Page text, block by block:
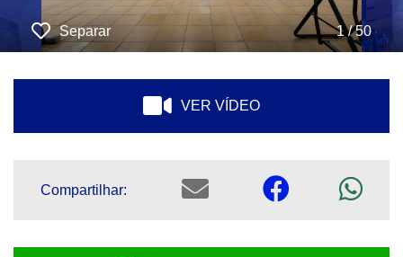
Separar 1 / 50
VER VÍDEO
Compartilhar: